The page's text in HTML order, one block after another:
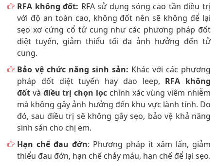
RFA không đốt: RFA sử dụng sóng cao tần điều trị
với độ an toàn cao, không đốt nên sẽ không để lại
sẹo xơ cứng cổ tử cung như các phương pháp đốt
diệt tuyến, giảm thiểu tối đa ảnh hưởng đến tử
cung.
Bảo vệ chức năng sinh sản: Khác với các phương
pháp đốt diệt tuyến hay dao leep, RFA không
đốt và điều trị chọn lọc chính xác vùng viêm nhiễm
mà không gây ảnh hưởng đến khu vực lành tính. Do
đó, sau điều trị sẽ không gây sẹo, bảo vệ khả năng
sinh sản cho chị em.
Hạn chế đau đớn: Phương pháp ít xâm lấn, giảm
thiểu đau đớn, hạn chế chảy máu, hạn chế để lại sẹo.